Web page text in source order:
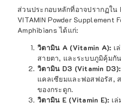
ส่วนประกอบหลักที่อาจปรากฏใน
VITAMIN Powder Supplement
Amphibians ได้แก่:
วิตามิน A (Vitamin A): เ
สายตา, และระบบภูมิคุ้มกั
วิตามิน D3 (Vitamin D3):
แคลเซียมและฟอสฟอรัส,
ของกระดูก.
วิตามิน E (Vitamin E): เ